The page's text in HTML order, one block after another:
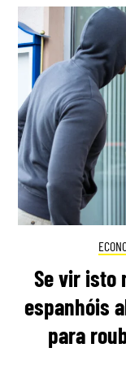
Se vir isto
espanhóis
para